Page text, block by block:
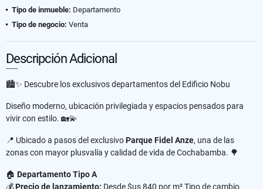
Tipo de inmueble: Departamento
Tipo de negocio: Venta
Descripción Adicional
🏙️✨ Descubre los exclusivos departamentos del Edificio Nobu
Diseño moderno, ubicación privilegiada y espacios pensados para
vivir con estilo. 🏡💫
📍 Ubicado a pasos del exclusivoParque Fidel Anze, una de las
zonas con mayor plusvalía y calidad de vida de Cochabamba. 🌳
🏠 Departamento Tipo A
💰Precio de lanzamiento: Desde $us 840 por m² Tipo de cambio